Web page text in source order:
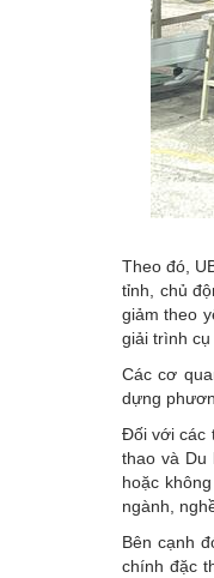
Theo đó,
tỉnh, chủ
giảm theo
giải trình cụ
Các cơ
dựng
Đối với các
thao và Du
hoặc
ngành,
Bên cạnh
chính đặc